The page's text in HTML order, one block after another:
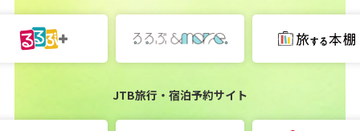
JTB旅行・宿泊予約サイト